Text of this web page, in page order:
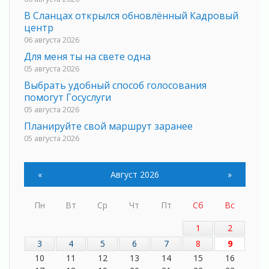
В Сланцах открылся обновлённый Кадровый
центр
06 августа 2026
Для меня ты на свете одна
05 августа 2026
Выбрать удобный способ голосования
помогут Госуслуги
05 августа 2026
Планируйте свой маршрут заранее
05 августа 2026
Марафон обновлений
Добровольцы огненного фронта
С заботой о здоровье
05 августа 2026
« Август 2026 »
Пн Вт Ср Чт Пт Сб
Вс
1
2
3
4 5 6 7 8
9
10
11 12 13 14 15
16